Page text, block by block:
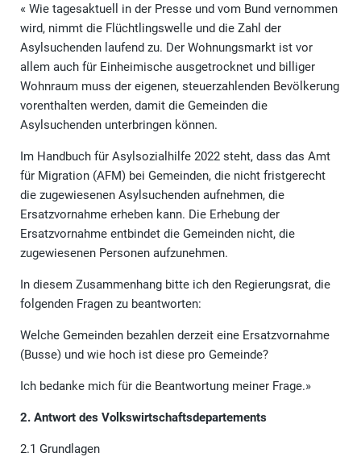
« Wie tagesaktuell in der Presse und vom Bund vernommen
wird, nimmt die Flüchtlingswelle und die Zahl der
Asylsuchenden laufend zu. Der Wohnungsmarkt ist vor
allem auch für Einheimische ausgetrocknet und billiger
Wohnraum muss der eigenen, steuerzahlenden Bevölkerung
vorenthalten werden, damit die Gemeinden die
Asylsuchenden unterbringen können.
Im Handbuch für Asylsozialhilfe 2022 steht, dass das Amt
für Migration (AFM) bei Gemeinden, die nicht fristgerecht
die zugewiesenen Asylsuchenden aufnehmen, die
Ersatzvornahme erheben kann. Die Erhebung der
Ersatzvornahme entbindet die Gemeinden nicht, die
zugewiesenen Personen aufzunehmen.
In diesem Zusammenhang bitte ich den Regierungsrat, die
folgenden Fragen zu beantworten:
Welche Gemeinden bezahlen derzeit eine Ersatzvornahme
(Busse) und wie hoch ist diese pro Gemeinde?
Ich bedanke mich für die Beantwortung meiner Frage.»
2. Antwort des Volkswirtschaftsdepartements
2.1 Grundlagen